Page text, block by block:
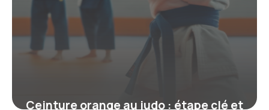
Ceinture orange au judo : étape clé et